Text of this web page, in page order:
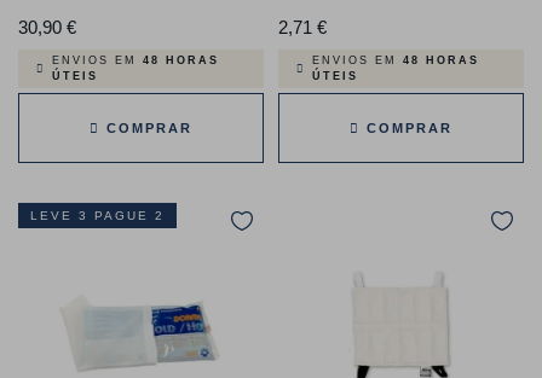
30,90 €Preço
ENVIOS EM 48 HORAS
ÚTEIS
COMPRAR
2,71 €Preço
ENVIOS EM 48 HORAS
ÚTEIS
COMPRAR
LEVE 3 PAGUE 2